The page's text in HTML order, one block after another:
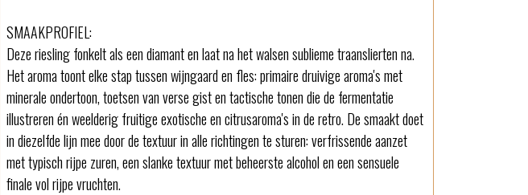
SMAAKPROFIEL:
Deze riesling fonkelt als een diamant en laat na het walsen sublieme traanslierten na.
Het aroma toont elke stap tussen wijngaard en fles: primaire druivige aroma's met
minerale ondertoon, toetsen van verse gist en tactische tonen die de fermentatie
illustreren én weelderig fruitige exotische en citrusaroma's in de retro. De smaakt doet
in diezelfde lijn mee door de textuur in alle richtingen te sturen: verfrissende aanzet
met typisch rijpe zuren, een slanke textuur met beheerste alcohol en een sensuele
finale vol rijpe vruchten.